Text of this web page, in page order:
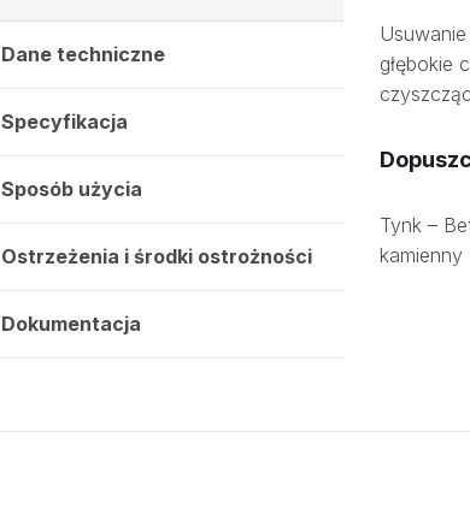
Dane techniczne
Specyfikacja
Sposób użycia
Ostrzeżenia i środki ostrożności
Dokumentacja
głębokie
Tynk –
kamienny